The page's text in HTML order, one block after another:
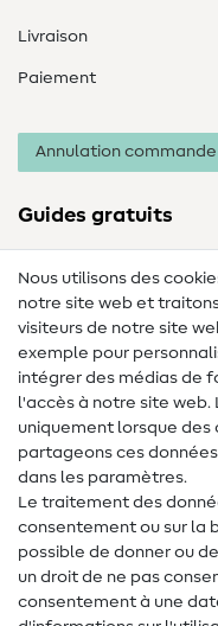
Livraison
Paiement
Annulation commande
Guides gratuits
Lexique de couture
Tutos de couture
Aide & contact
Contact
Changement de
FAQ
Droit de rétractation
Populaire
Nous utilisons des
notre site web et
visiteurs de notre site
exemple pour
intégrer des médias de
l'accès à notre site
uniquement lorsque des
partageons ces
dans les paramètres.
Le traitement des
consentement ou sur la
possible de donner ou
un droit de ne pas
consentement à une